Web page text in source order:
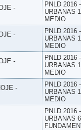
-
PNLD 2016
URBANAS
MEDIO
-
PNLD 2016
URBANAS
MEDIO
-
PNLD 2016
URBANAS
MEDIO
-
PNLD 2016
URBANAS
MEDIO
PNLD 2016
URBANAS